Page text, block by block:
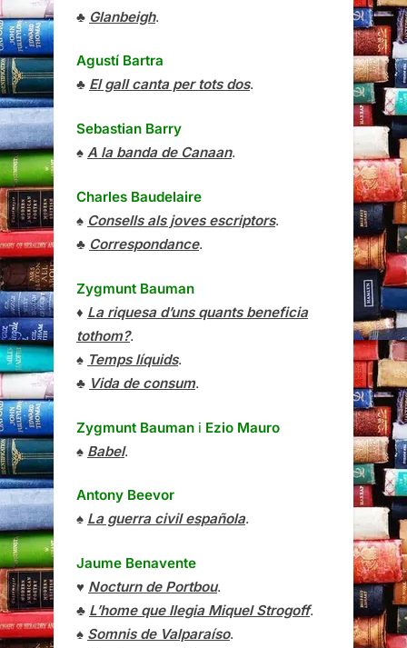
♣ Glanbeigh.
Agustí Bartra
♣ El gall canta per tots dos.
Sebastian Barry
♠ A la banda de Canaan.
Charles Baudelaire
♠ Consells als joves escriptors.
♣ Correspondance.
Zygmunt Bauman
♦ La riquesa d’uns quants beneficia
tothom?.
♠ Temps líquids.
♣ Vida de consum.
Zygmunt Bauman i Ezio Mauro
♠ Babel.
Antony Beevor
♠ La guerra civil española.
Jaume Benavente
♥ Nocturn de Portbou.
♣ L’home que llegia Miquel Strogoff.
♠ Somnis de Valparaíso.